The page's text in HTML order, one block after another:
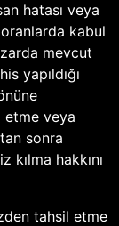
hatası veya
kabul
mevcut
yapıldığı
etme veya
sonra
hakkını
tahsil etme